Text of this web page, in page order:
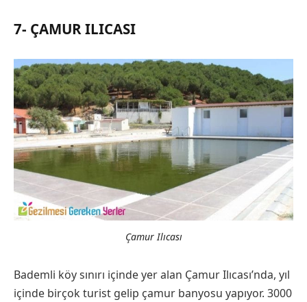
7- ÇAMUR ILICASI
Çamur Ilıcası
Bademli köy sınırı içinde yer alan Çamur Ilıcası’nda, yıl
içinde birçok turist gelip çamur banyosu yapıyor. 3000